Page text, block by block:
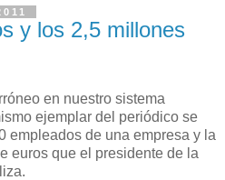
y los 2,5 millones
en nuestro sistema
ejemplar del periódico se
empleados de una empresa y la
euros que el presidente de la